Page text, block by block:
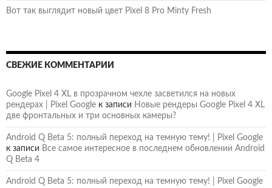
Вот так выглядит новый цвет Pixel 8 Pro Minty Fresh
СВЕЖИЕ КОММЕНТАРИИ
Google Pixel 4 XL в прозрачном чехле засветился на новых
рендерах | Pixel Google к записи Новые рендеры Google Pixel 4 XL
две фронтальных и три основных камеры?
Android Q Beta 5: полный переход на темную тему! | Pixel Google
к записи Все самое интересное в последнем обновлении Android
Q Beta 4
Android Q Beta 5: полный переход на темную тему! | Pixel Google